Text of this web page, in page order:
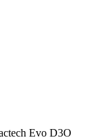
Evo D3O